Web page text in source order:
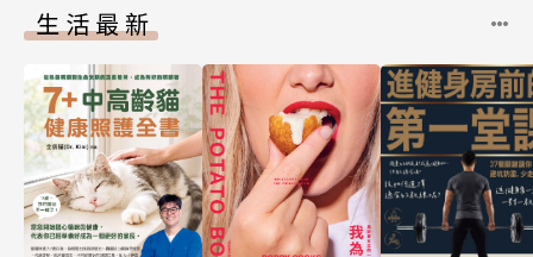
生活最新